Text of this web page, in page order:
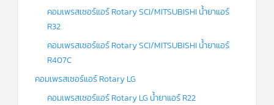
คอมเพรสเซอร์แอร์ Rotary SCI/MITSUBISHI น้ำยาแอร์
R32
คอมเพรสเซอร์แอร์ Rotary SCI/MITSUBISHI น้ำยาแอร์
R407C
คอมเพรสเซอร์แอร์ Rotary LG
คอมเพรสเซอร์แอร์ Rotary LG น้ำยาแอร์ R22